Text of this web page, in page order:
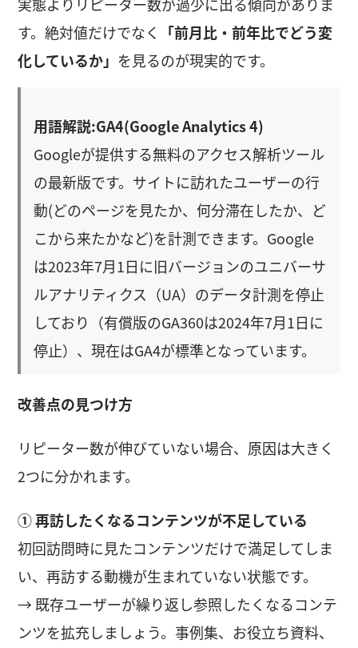
す。絶対値だけでなく
「前月比・前年比でどう変
化しているか」 を見るのが現実的です。
用語解説:GA4(Google Analytics 4)
Googleが提供する無料のアクセス解析ツール
の最新版です。サイトに訪れたユーザーの行
動(どのページを見たか、何分滞在したか、ど
こから来たかなど)を計測できます。Google
は2023年7月1日に旧バージョンのユニバーサ
ルアナリティクス（UA）のデータ計測を停止
しており（有償版のGA360は2024年7月1日に
停止）、現在はGA4が標準となっています。
改善点の見つけ方
リピーター数が伸びていない場合、原因は大きく
2つに分かれます。
① 再訪したくなるコンテンツが不足している
初回訪問時に見たコンテンツだけで満足してしま
い、再訪する動機が生まれていない状態です。
→ 既存ユーザーが繰り返し参照したくなるコンテ
ンツを拡充しましょう。事例集、お役立ち資料、